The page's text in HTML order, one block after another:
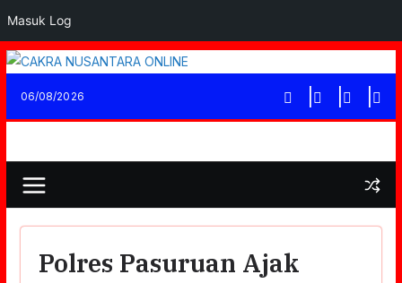
Masuk Log
Skip
content
06/08/2026
Polres Pasuruan Ajak